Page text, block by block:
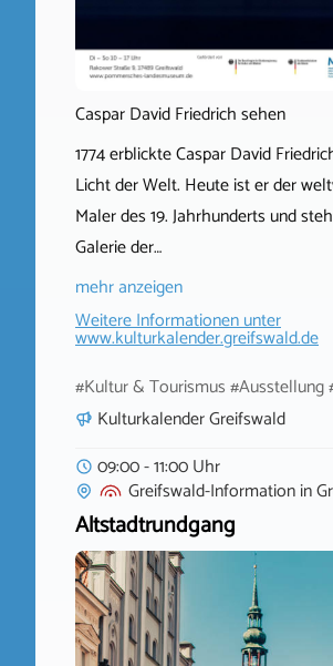
Caspar David Friedrich sehen
1774 erblickte Caspar David
Licht der Welt. Heute ist er der
Maler des 19. Jahrhunderts und
Galerie der…
mehr anzeigen
Weitere Informationen unter
www.kulturkalender.greifswald.de
#Kultur & Tourismus #Ausstellung
Kulturkalender Greifswald
09:00 - 11:00 Uhr
Greifswald-Informationin
Altstadtrundgang